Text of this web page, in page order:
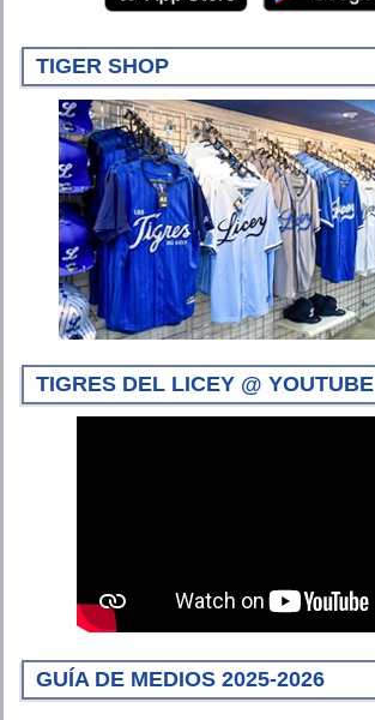
TIGER SHOP
TIGRES DEL LICEY @ YOUTUBE
GUÍA DE MEDIOS 2025-2026